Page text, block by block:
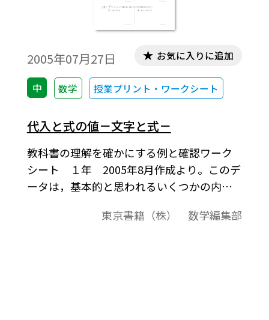
2005年07月27日
中 数学 授業プリント・ワークシート
お気に入りに追加
代入と式の値－文字と式－
教科書の理解を確かにする例と確認ワーク
シート １年 2005年8月作成より。このデ
ータは，基本的と思われるいくつかの内容
め，教科書の「例」，「問」を再構成して
東京書籍（株） 数学編集部